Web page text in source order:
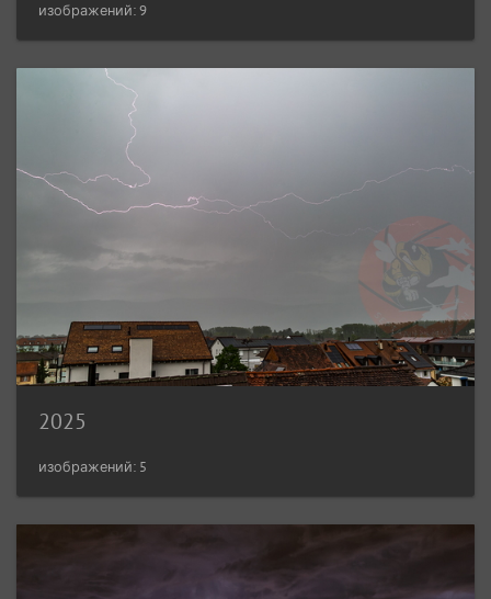
изображений: 9
2025
изображений: 5